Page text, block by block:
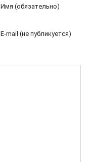
Имя (обязательно)
E-mail (не публикуется)